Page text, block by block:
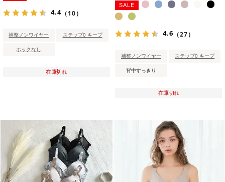
4.4（10）
補整ノンワイヤー ステップ0 キープ
ホックなし
在庫切れ
SALE
4.6 （27）
補整ノンワイヤー ステップ0 キープ
背中すっきり
在庫切れ